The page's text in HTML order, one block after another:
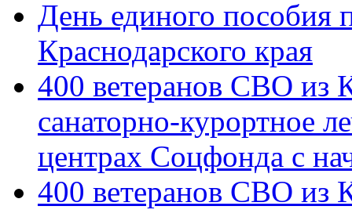
День единого пособия
Краснодарского края
400 ветеранов СВО из
санаторно-курортное
центрах Соцфонда с
400 ветеранов СВО из